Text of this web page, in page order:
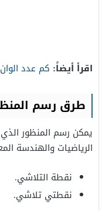
اقرأ أيضاً: كم عدد
طرق رسم
يمكن رسم المنظور
الرياضيات والهندسة
نقطة التلاشي.
نقطتي تلاشي.